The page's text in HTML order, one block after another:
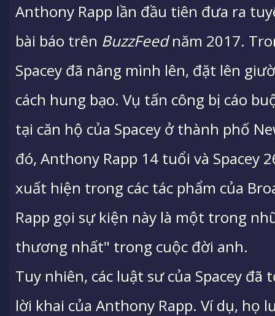
Anthony Rapp lần đầu tiên đưa ra
bài báo trên BuzzFeednăm 2017.
Spacey đã nâng mình lên, đặt lên
cách hung bạo. Vụ tấn công bị cáo
tại căn hộ của Spacey ở thành phố
đó, Anthony Rapp 14 tuổi và Spacey
xuất hiện trong các tác phẩm của
Rapp gọi sự kiện này là một trong
thương nhất" trong cuộc đời anh.
Tuy nhiên, các luật sư của Spacey
lời khai của Anthony Rapp. Ví dụ, họ